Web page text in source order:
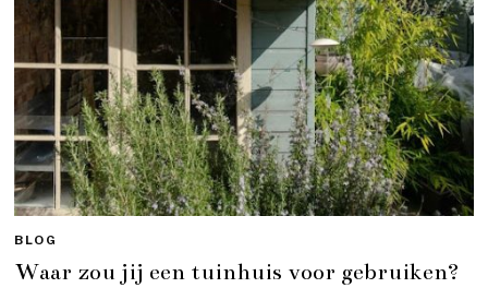
BLOG
Waar zou jij een tuinhuis voor gebruiken?